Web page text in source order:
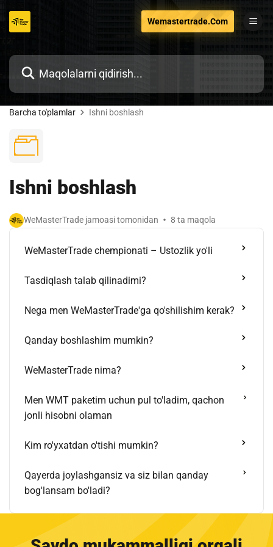
o'tish
Wemastertrade.Com
Barcha to'plamlar Ishni boshlash
Ishni boshlash
WeMasterTrade jamoasi tomonidan 8 ta maqola
WeMasterTrade chempionati – Ustozlik yo'li
Tasdiqlash talab qilinadimi?
Nega men WeMasterTrade'ga qo'shilishim kerak?
Qanday boshlashim mumkin?
WeMasterTrade nima?
Men WMT paketim uchun pul to'ladim, qachon
jonli hisobni olaman
Kim ro'yxatdan o'tishi mumkin?
Qayerda joylashgansiz va siz bilan qanday
bog'lansam bo'ladi?